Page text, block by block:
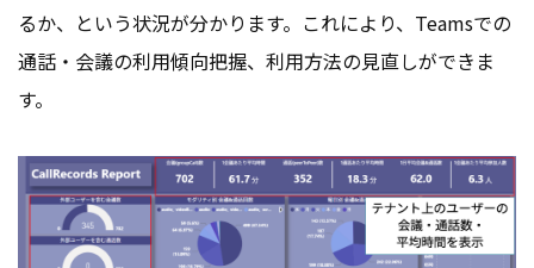
るか、という状況が分かります。これにより、Teamsでの
通話・会議の利用傾向把握、利用方法の見直しができま
す。